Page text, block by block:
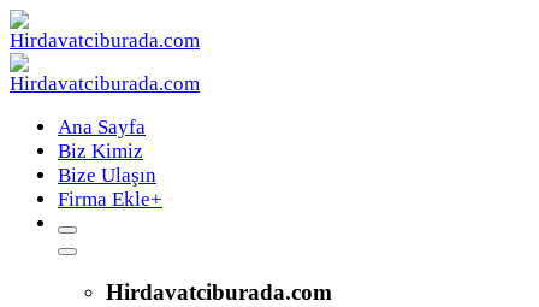
Ana Sayfa
Biz Kimiz
Bize Ulaşın
Firma Ekle+
Hirdavatciburada.com